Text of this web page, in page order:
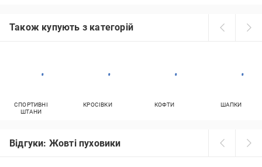
Також купують з категорій
СПОРТИВНІ
ШТАНИ
КРОСІВКИ КОФТИ ШАПКИ
Відгуки: Жовті пуховики